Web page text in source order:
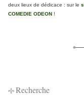
deux lieux de dédicace : sur le
COMEDIE ODEON !
Recherche